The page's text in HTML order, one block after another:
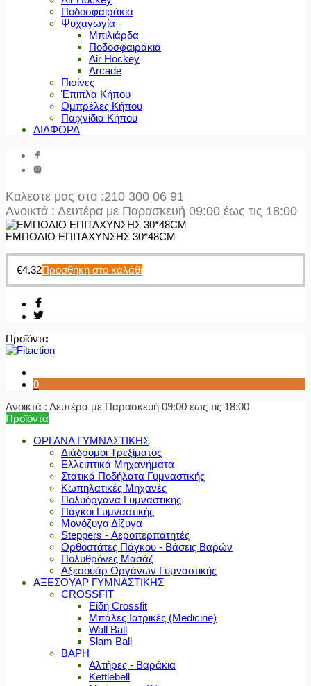
Ποδοσφαιράκια
Ψυχαγωγία -
Μπιλιάρδα
Ποδοσφαιράκια
Air Hockey
Arcade
Πισίνες
Έπιπλα Κήπου
Ομπρέλες Κήπου
Παιχνίδια Κήπου
ΔΙΑΦΟΡΑ
Καλεστε μας στο :210 300 06 91
Ανοικτά : Δευτέρα με Παρασκευή 09:00 έως τις 18:00
ΕΜΠΟΔΙΟ ΕΠΙΤΑΧΥΝΣΗΣ 30*48CM
€4.32Προσθήκη στο καλάθι
Προϊόντα
0
Ανοικτά : Δευτέρα με Παρασκευή 09:00 έως τις 18:00
Προϊόντα
ΟΡΓΑΝΑ ΓΥΜΝΑΣΤΙΚΗΣ
Διάδρομοι Τρεξίματος
Ελλειπτικά Μηχανήματα
Στατικά Ποδήλατα Γυμναστικής
Κωπηλατικές Μηχανές
Πολυόργανα Γυμναστικής
Πάγκοι Γυμναστικής
Μονόζυγα Δίζυγα
Steppers - Αεροπερπατητές
Ορθοστάτες Πάγκου - Βάσεις Βαρών
Πολυθρόνες Μασάζ
Αξεσουάρ Οργάνων Γυμναστικής
ΑΞΕΣΟΥΑΡ ΓΥΜΝΑΣΤΙΚΗΣ
CROSSFIT
Είδη Crossfit
Μπάλες Ιατρικές (Medicine)
Wall Ball
Slam Ball
ΒΑΡΗ
Αλτήρες - Βαράκια
Kettlebell